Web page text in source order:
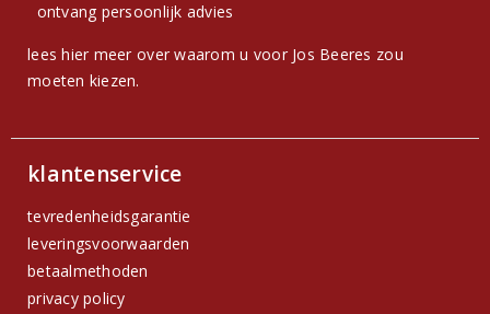
ontvang persoonlijk advies
lees hier meer over waarom u voor Jos Beeres zou
moeten kiezen.
klantenservice
tevredenheidsgarantie
leveringsvoorwaarden
betaalmethoden
privacy policy